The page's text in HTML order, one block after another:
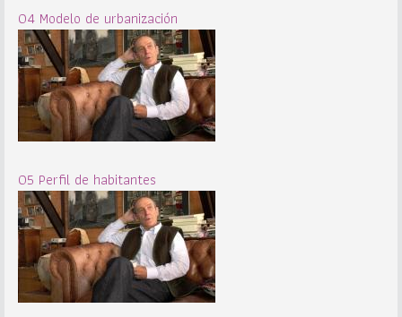
04 Modelo de urbanización
05 Perfil de habitantes